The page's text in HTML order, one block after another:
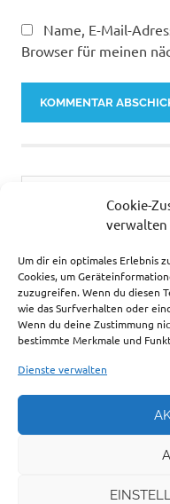
Cookie-
verwalten
Um dir ein optimales Erlebnis
Cookies, um
zuzugreifen. Wenn du diesen
wie das Surfverhalten oder
Wenn du deine Zustimmung
bestimmte Merkmale und
Dienste verwalten
Name, E-Mail-
Browser für meinen
… ZUR ZEIT SEHR